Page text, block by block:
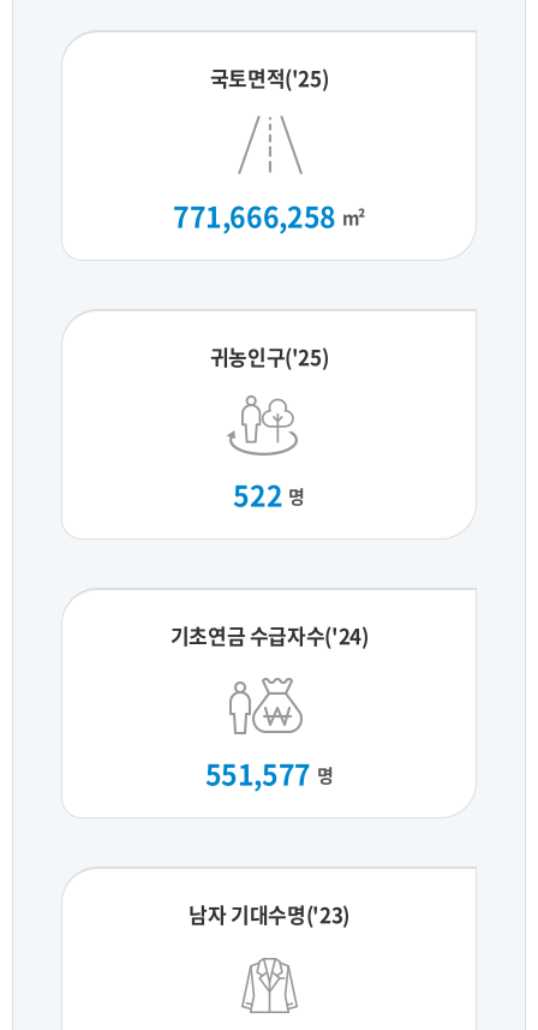
국토면적('25)
771,666,258 m²
귀농인구('25)
522 명
기초연금 수급자수('24)
551,577 명
남자 기대수명('23)